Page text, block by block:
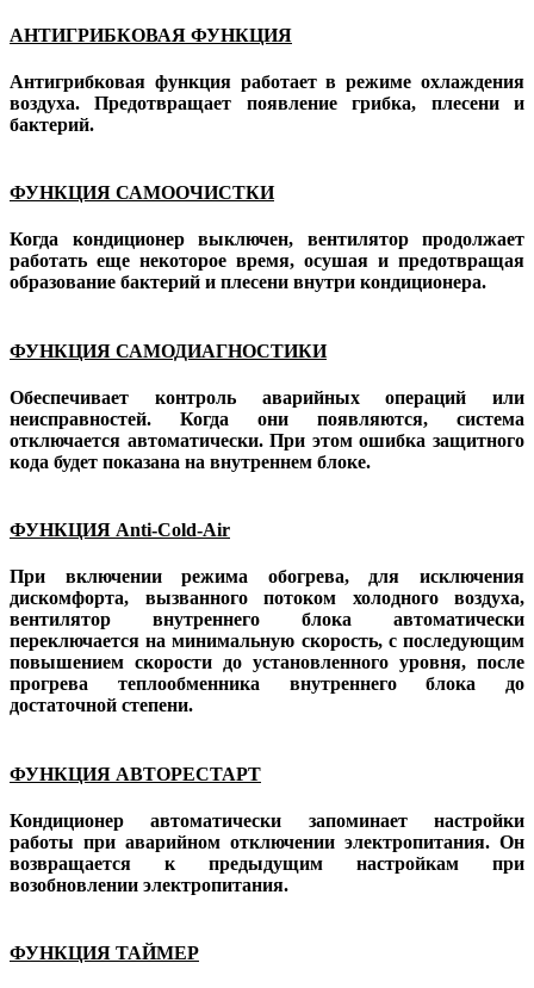
АНТИГРИБКОВАЯ ФУНКЦИЯ
Антигрибковая функция работает в режиме охлаждения
воздуха. Предотвращает появление грибка, плесени и
бактерий.
ФУНКЦИЯ САМООЧИСТКИ
Когда кондиционер выключен, вентилятор продолжает
работать еще некоторое время, осушая и предотвращая
образование бактерий и плесени внутри кондиционера.
ФУНКЦИЯ САМОДИАГНОСТИКИ
Обеспечивает контроль аварийных операций или
неисправностей. Когда они появляются, система
отключается автоматически. При этом ошибка защитного
кода будет показана на внутреннем блоке.
ФУНКЦИЯ Anti-Cold-Air
При включении режима обогрева, для исключения
дискомфорта, вызванного потоком холодного воздуха,
вентилятор внутреннего блока автоматически
переключается на минимальную скорость, с последующим
повышением скорости до установленного уровня, после
прогрева теплообменника внутреннего блока до
достаточной степени.
ФУНКЦИЯ АВТОРЕСТАРТ
Кондиционер автоматически запоминает настройки
работы при аварийном отключении электропитания. Он
возвращается к предыдущим настройкам при
возобновлении электропитания.
ФУНКЦИЯ ТАЙМЕР